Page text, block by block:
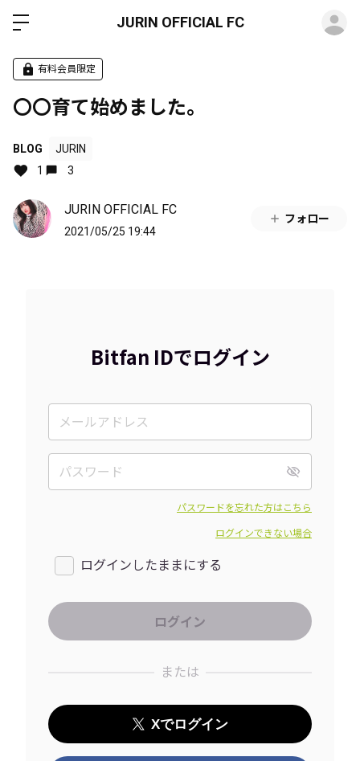
JURIN OFFICIAL FC
有料会員限定
〇〇育て始めました。
BLOG
JURIN
1
3
JURIN OFFICIAL FC
2021/05/25 19:44
フォロー
Bitfan IDでログイン
パスワードを忘れた方はこちら
ログインできない場合
ログインしたままにする
または
Xでログイン